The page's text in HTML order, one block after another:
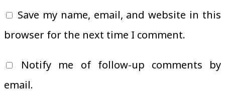
Save my name, email, and website in this
browser for the next time I comment.
Notify me of follow-up comments by
email.